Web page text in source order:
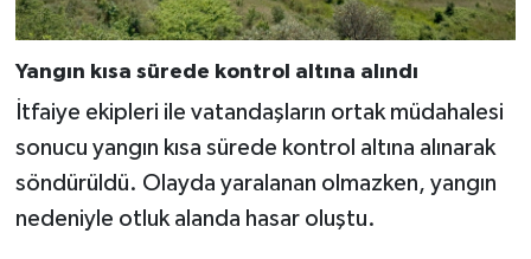
Yangın kısa sürede kontrol altına alındı
İtfaiye ekipleri ile vatandaşların ortak müdahalesi
sonucu yangın kısa sürede kontrol altına alınarak
söndürüldü. Olayda yaralanan olmazken, yangın
nedeniyle otluk alanda hasar oluştu.